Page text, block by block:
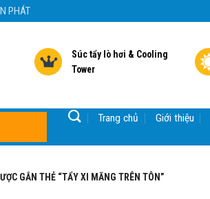
PHÁT
Súc tẩy lò hơi & Cooling
Tower
Trang chủ Giới thiệu
GẮN THẺ “TẨY XI MĂNG TRÊN TÔN”